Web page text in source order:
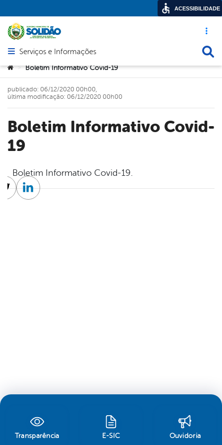
Acesso
Abrir menu principal de navegação
Serviços e Informações
Você está aqui:
> Boletim Informativo Covid-19
Boletim Informativo Covid-
19
publicado: 06/12/2020 00h00,
última modificação: 06/12/2020 00h00
Boletim Informativo Covid-19.
TwitterLinkedin
Transparência E-SIC Ouvidoria
ACESSIBILIDADE